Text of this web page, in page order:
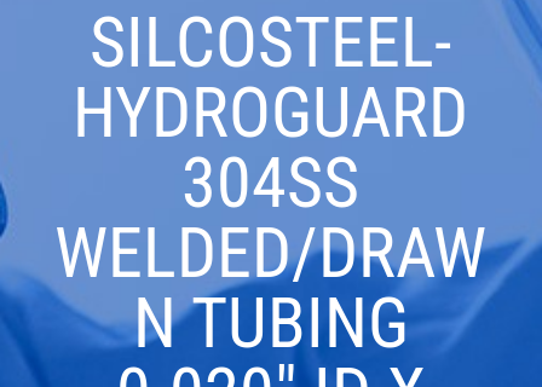
SILCOSTEEL-
HYDROGUARD
304SS
WELDED/DRAW
N TUBING